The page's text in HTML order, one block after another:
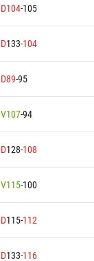
D104-105
D133-104
D89-95
V107-94
D128-108
V115-100
D115-112
D133-116